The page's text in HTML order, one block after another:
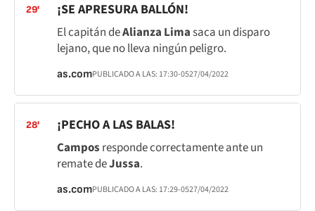
29' ¡SE APRESURA BALLÓN!
El capitán deAlianza Limasaca un disparo
lejano, que no lleva ningún peligro.
as.comPUBLICADO A LAS: 17:30-0527/04/2022
28' ¡PECHO A LAS BALAS!
Campos responde correctamente ante un
remate deJussa.
as.comPUBLICADO A LAS: 17:29-0527/04/2022